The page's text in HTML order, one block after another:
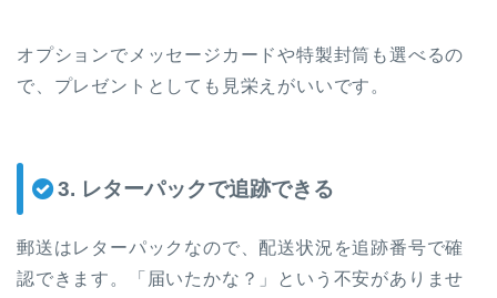
オプションでメッセージカードや特製封筒も選べるの
で、プレゼントとしても見栄えがいいです。
3. レターパックで追跡できる
郵送はレターパックなので、配送状況を追跡番号で確
認できます。「届いたかな？」という不安がありませ